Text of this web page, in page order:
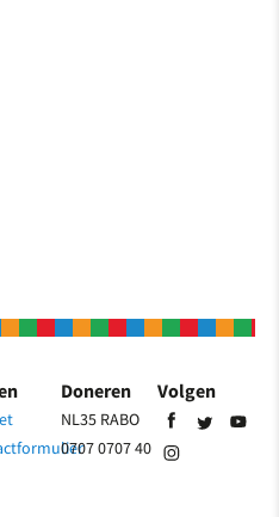
Doneren
NL35 RABO
0707 0707 40
Volgen